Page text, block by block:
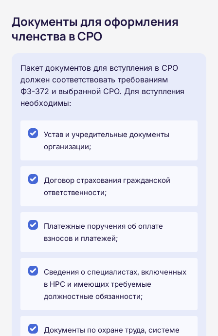
Документы для оформления
членства в СРО
Пакет документов для вступления в СРО
должен соответствовать требованиям
ФЗ-372 и выбранной СРО. Для вступления
необходимы:
Устав и учредительные документы
организации;
Договор страхования гражданской
ответственности;
Платежные поручения об оплате
взносов и платежей;
Сведения о специалистах, включенных
в НРС и имеющих требуемые
должностные обязанности;
Документы по охране труда, системе